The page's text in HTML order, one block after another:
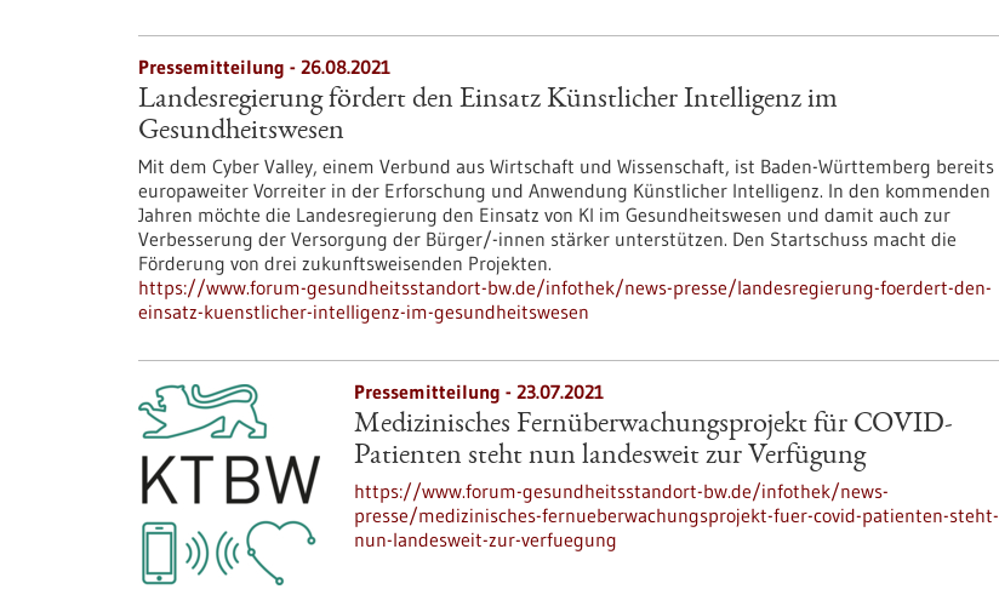
Pressemitteilung - 26.08.2021
Landesregierung fördert den Einsatz Künstlicher Intelligenz im
Gesundheitswesen
Mit dem Cyber Valley, einem Verbund aus Wirtschaft und Wissenschaft, ist Baden-Württemberg bereits
europaweiter Vorreiter in der Erforschung und Anwendung Künstlicher Intelligenz. In den kommenden
Jahren möchte die Landesregierung den Einsatz von KI im Gesundheitswesen und damit auch zur
Verbesserung der Versorgung der Bürger/-innen stärker unterstützen. Den Startschuss macht die
Förderung von drei zukunftsweisenden Projekten.
https://www.forum-gesundheitsstandort-bw.de/infothek/news-presse/landesregierung-foerdert-den-
einsatz-kuenstlicher-intelligenz-im-gesundheitswesen
Pressemitteilung - 23.07.2021
Medizinisches Fernüberwachungsprojekt für COVID-
Patienten steht nun landesweit zur Verfügung
https://www.forum-gesundheitsstandort-bw.de/infothek/news-
presse/medizinisches-fernueberwachungsprojekt-fuer-covid-patienten-steht-
nun-landesweit-zur-verfuegung